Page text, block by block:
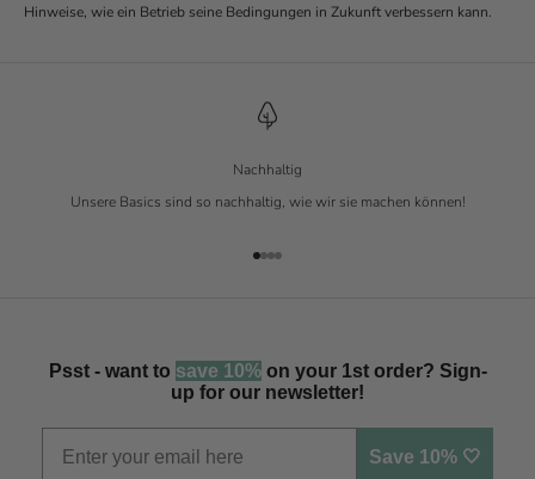
Hinweise, wie ein Betrieb seine Bedingungen in Zukunft verbessern kann.
Nachhaltig
Unsere Basics sind so nachhaltig, wie wir sie machen können!
Gehe zu Element 1
Gehe zu Element 2
Gehe zu Element 3
Gehe zu Element 4
Psst - want to save 10%on your 1st order? Sign-
up for our newsletter!
Save 10% 🤍